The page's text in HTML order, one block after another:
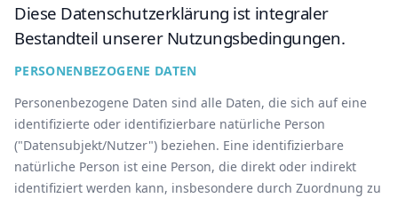
Diese Datenschutzerklärung ist integraler
Bestandteil unserer Nutzungsbedingungen.
PERSONENBEZOGENE DATEN
Personenbezogene Daten sind alle Daten, die sich auf eine
identifizierte oder identifizierbare natürliche Person
("Datensubjekt/Nutzer") beziehen. Eine identifizierbare
natürliche Person ist eine Person, die direkt oder indirekt
identifiziert werden kann, insbesondere durch Zuordnung zu